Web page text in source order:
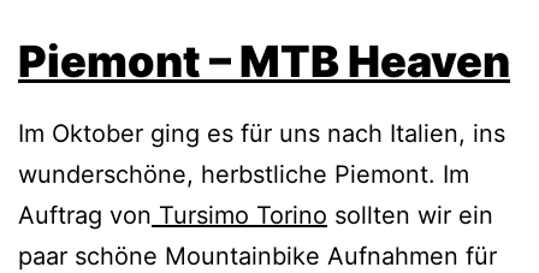
Piemont – MTB Heaven
Im Oktober ging es für uns nach Italien, ins
wunderschöne, herbstliche Piemont. Im
Auftrag von Tursimo Torino sollten wir ein
paar schöne Mountainbike Aufnahmen für